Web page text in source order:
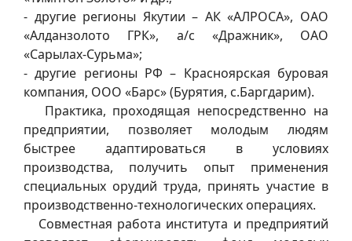
- другие регионы Якутии – АК «АЛРОСА», ОАО
«Алданзолото ГРК», а/с «Дражник», ОАО
«Сарылах-Сурьма»;
- другие регионы РФ – Красноярская буровая
компания, ООО «Барс» (Бурятия, с.Баргдарим).
Практика, проходящая непосредственно на
предприятии, позволяет молодым людям
быстрее адаптироваться в условиях
производства, получить опыт применения
специальных орудий труда, принять участие в
производственно-технологических операциях.
Совместная работа института и предприятий